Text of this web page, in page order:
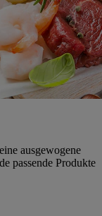
ausgewogene
passende Produkte